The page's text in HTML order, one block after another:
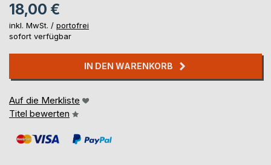
18,00 €
inkl. MwSt. / portofrei
sofort verfügbar
IN DEN WARENKORB
Auf die Merkliste
Titel bewerten